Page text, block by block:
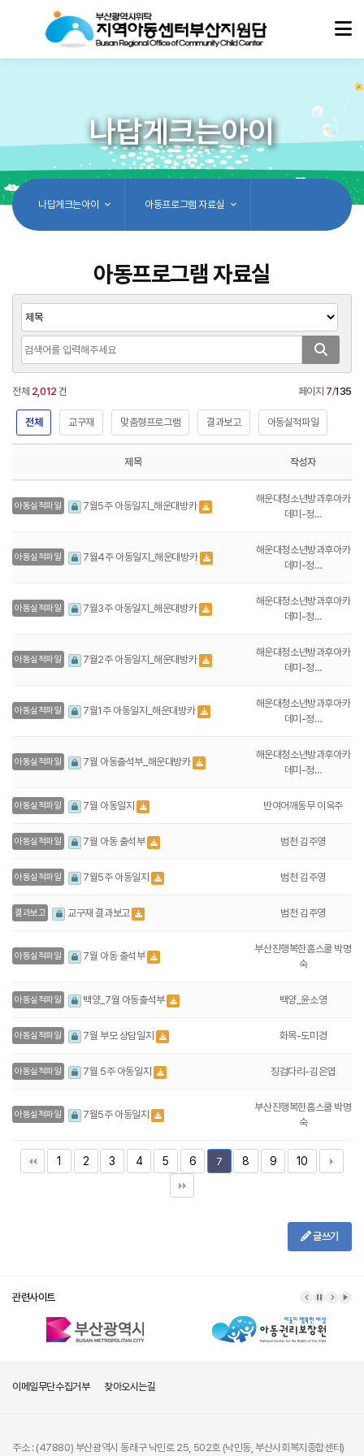
나답게크는아이
나답게크는아이 아동프로그램 자료실
아동프로그램 자료실
전체 2,012 건 페이지 7/135
전체 교구재 맞춤형프로그램 결과보고 아동실적파일
제목 작성자
아동실적파일 7월5주 아동일지_해운대방카
해운대청소년방과후아카
데미-정…
아동실적파일 7월4주 아동일지_해운대방카
해운대청소년방과후아카
데미-정…
아동실적파일 7월3주 아동일지_해운대방카
해운대청소년방과후아카
데미-정…
아동실적파일 7월2주 아동일지_해운대방카
해운대청소년방과후아카
데미-정…
아동실적파일 7월1주 아동일지_해운대방카
해운대청소년방과후아카
데미-정…
아동실적파일 7월 아동출석부_해운대방카
해운대청소년방과후아카
데미-정…
아동실적파일 7월 아동일지 반여어깨동무 이옥주
아동실적파일 7월 아동 출석부 범천 김주영
아동실적파일 7월5주 아동일지 범천 김주영
결과보고 교구재 결과보고 범천 김주영
아동실적파일 7월 아동 출석부
부산진행복한홈스쿨 박명
숙
아동실적파일 백양_7월 아동출석부 백양_윤소영
아동실적파일 7월 부모 상담일지 화목-도미경
아동실적파일 7월 5주 아동일지 징검다리-김은엽
아동실적파일 7월5주 아동일지
부산진행복한홈스쿨 박명
숙
1 2 3 4 5 6 7 8 9 10
글쓰기
관련사이트
이메일무단수집거부 찾아오시는길
주소 : (47880) 부산광역시 동래구 낙민로 25, 502호 (낙민동, 부산사회복지종합센터)